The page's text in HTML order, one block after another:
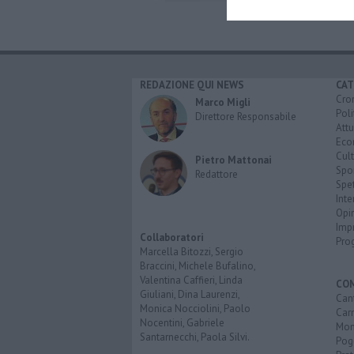
REDAZIONE QUI NEWS
Marco Migli
Direttore Responsabile
Pietro Mattonai
Redattore
Collaboratori
Marcella Bitozzi, Sergio
Braccini, Michele Bufalino,
Valentina Caffieri, Linda
Giuliani, Dina Laurenzi,
Monica Nocciolini, Paolo
Nocentini, Gabriele
Santarnecchi, Paola Silvi.